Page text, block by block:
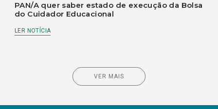
PAN/A quer saber estado de execução da Bolsa
do Cuidador Educacional
LER NOTÍCIA
VER MAIS